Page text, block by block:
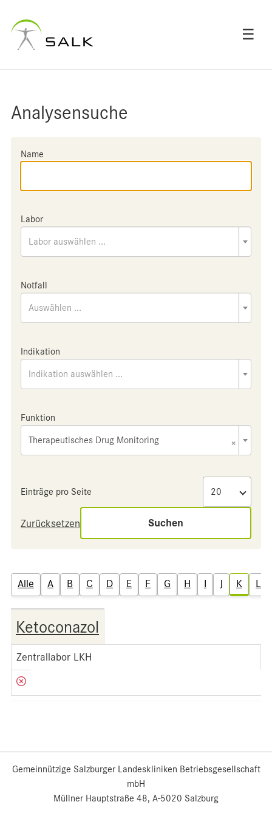
☰
Analysensuche
Name
Labor
Labor auswählen ...
Notfall
Auswählen ...
Indikation
Indikation auswählen ...
Funktion
×
Therapeutisches Drug Monitoring
Einträge pro Seite
Zurücksetzen Suchen
Alle A B C D E F G H I J K L
Ketoconazol
Zentrallabor LKH
Gemeinnützige Salzburger Landeskliniken Betriebsgesellschaft
mbH
Müllner Hauptstraße 48, A-5020 Salzburg